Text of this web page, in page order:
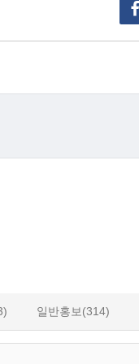
일반홍보(314)